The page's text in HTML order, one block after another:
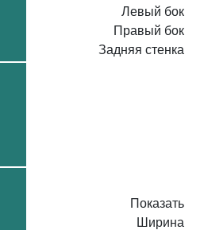
Левый бок
Правый бок
Задняя стенка
Показать
Ширина